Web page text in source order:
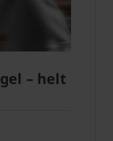
– helt